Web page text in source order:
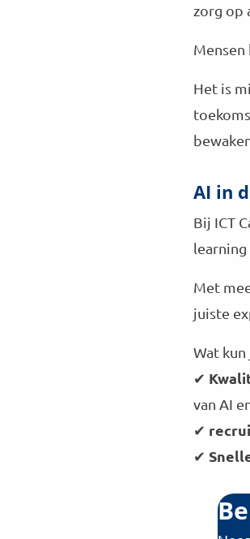
zorg op
Mensen
Het is
AI in
Bij ICT
Met
juiste
Wat kun
✔
van AI
✔
✔